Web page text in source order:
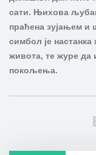
сати. Њихова
праћена зујањем
симбол је
живота, те журе да
покољења.